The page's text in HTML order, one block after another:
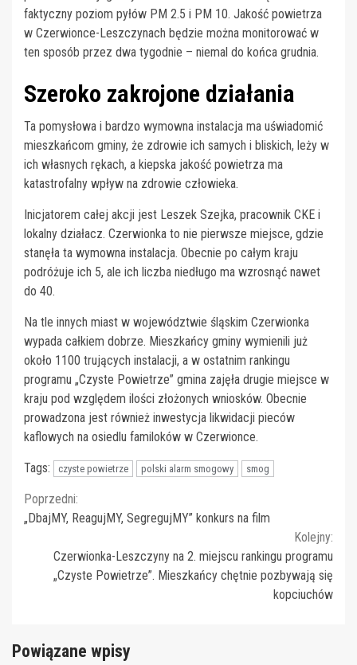
faktyczny poziom pyłów PM 2.5 i PM 10. Jakość powietrza
w Czerwionce-Leszczynach będzie można monitorować w
ten sposób przez dwa tygodnie – niemal do końca grudnia.
Szeroko zakrojone działania
Ta pomysłowa i bardzo wymowna instalacja ma uświadomić
mieszkańcom gminy, że zdrowie ich samych i bliskich, leży w
ich własnych rękach, a kiepska jakość powietrza ma
katastrofalny wpływ na zdrowie człowieka.
Inicjatorem całej akcji jest Leszek Szejka, pracownik CKE i
lokalny działacz. Czerwionka to nie pierwsze miejsce, gdzie
stanęła ta wymowna instalacja. Obecnie po całym kraju
podróżuje ich 5, ale ich liczba niedługo ma wzrosnąć nawet
do 40.
Na tle innych miast w województwie śląskim Czerwionka
wypada całkiem dobrze. Mieszkańcy gminy wymienili już
około 1100 trujących instalacji, a w ostatnim rankingu
programu „Czyste Powietrze” gmina zajęła drugie miejsce w
kraju pod względem ilości złożonych wniosków. Obecnie
prowadzona jest również inwestycja likwidacji pieców
kaflowych na osiedlu familoków w Czerwionce.
Tags: czyste powietrze polski alarm smogowy smog
Continue
Poprzedni:
„DbajMY, ReagujMY, SegregujMY” konkurs na film
Kolejny:
Czerwionka-Leszczyny na 2. miejscu rankingu programu
„Czyste Powietrze”. Mieszkańcy chętnie pozbywają się
kopciuchów
Powiązane wpisy